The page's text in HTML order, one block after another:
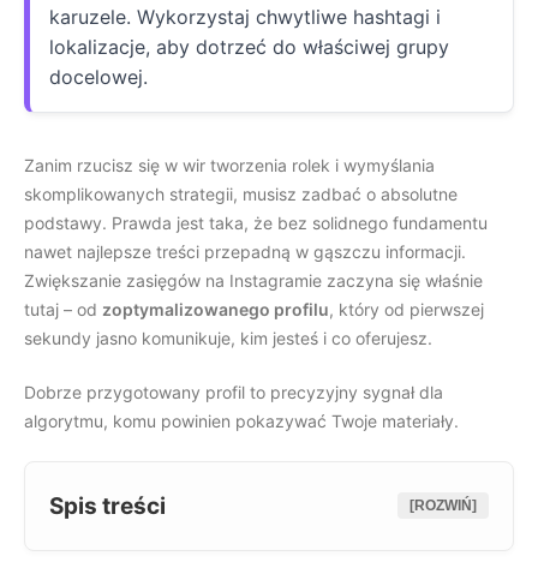
Subskrypcje
Uruchom płatności cykliczne
Automatyzacje
Zaprojektuj przepływ danych
Pliki do pobrania
Rozwijaj biznes przez polecenia
Płatne newslettery
Newsletter w subskrypcji
Subskrypcje
Uruchom płatności cykliczne
Automatyzacje
Zaprojektuj przepływ danych
karuzele. Wykorzystaj chwytliwe hashtagi i
lokalizacje, aby dotrzeć do właściwej grupy
docelowej.
Zanim rzucisz się w wir tworzenia rolek i wymyślania
skomplikowanych strategii, musisz zadbać o absolutne
podstawy. Prawda jest taka, że bez solidnego fundamentu
nawet najlepsze treści przepadną w gąszczu informacji.
Zwiększanie zasięgów na Instagramie zaczyna się właśnie
tutaj – od zoptymalizowanego profilu, który od pierwszej
sekundy jasno komunikuje, kim jesteś i co oferujesz.
Dobrze przygotowany profil to precyzyjny sygnał dla
algorytmu, komu powinien pokazywać Twoje materiały.
Spis treści [ROZWIŃ]